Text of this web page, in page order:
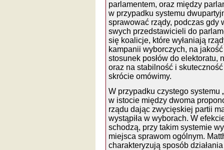
parlamentem, oraz między
w przypadku systemu
sprawować rządy, podczas gdy
swych przedstawicieli do
się koalicje, które wyłaniają
kampanii wyborczych, na
stosunek posłów do elektoratu,
oraz na stabilność i
skrócie omówimy.
W przypadku czystego systemu
w istocie między dwoma
rządu dając zwycięskiej partii
wystąpiła w wyborach. W
schodzą, przy takim systemie
miejsca sprawom ogólnym.
charakteryzują sposób